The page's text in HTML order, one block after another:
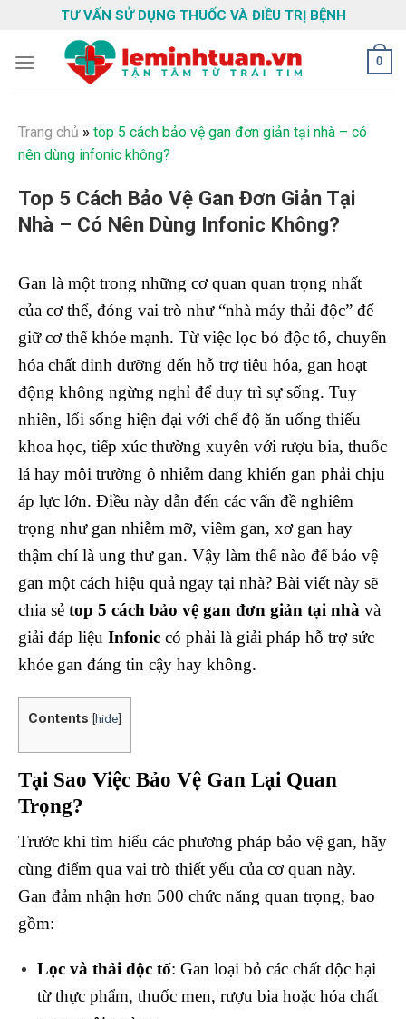
content
TƯ VẤN SỬ DỤNG THUỐC VÀ ĐIỀU TRỊ BỆNH
0
Trang chủ » top 5 cách bảo vệ gan đơn giản tại nhà – có
nên dùng infonic không?
Top 5 Cách Bảo Vệ Gan Đơn Giản Tại
Nhà – Có Nên Dùng Infonic Không?
Gan là một trong những cơ quan quan trọng nhất
của cơ thể, đóng vai trò như “nhà máy thải độc” để
giữ cơ thể khỏe mạnh. Từ việc lọc bỏ độc tố, chuyển
hóa chất dinh dưỡng đến hỗ trợ tiêu hóa, gan hoạt
động không ngừng nghỉ để duy trì sự sống. Tuy
nhiên, lối sống hiện đại với chế độ ăn uống thiếu
khoa học, tiếp xúc thường xuyên với rượu bia, thuốc
lá hay môi trường ô nhiễm đang khiến gan phải chịu
áp lực lớn. Điều này dẫn đến các vấn đề nghiêm
trọng như gan nhiễm mỡ, viêm gan, xơ gan hay
thậm chí là ung thư gan. Vậy làm thế nào để bảo vệ
gan một cách hiệu quả ngay tại nhà? Bài viết này sẽ
chia sẻ top 5 cách bảo vệ gan đơn giản tại nhà và
giải đáp liệu Infonic có phải là giải pháp hỗ trợ sức
khỏe gan đáng tin cậy hay không.
Contents [hide]
Tại Sao Việc Bảo Vệ Gan Lại Quan
Trọng?
Trước khi tìm hiểu các phương pháp bảo vệ gan, hãy
cùng điểm qua vai trò thiết yếu của cơ quan này.
Gan đảm nhận hơn 500 chức năng quan trọng, bao
gồm:
Lọc và thải độc tố: Gan loại bỏ các chất độc hại
từ thực phẩm, thuốc men, rượu bia hoặc hóa chất